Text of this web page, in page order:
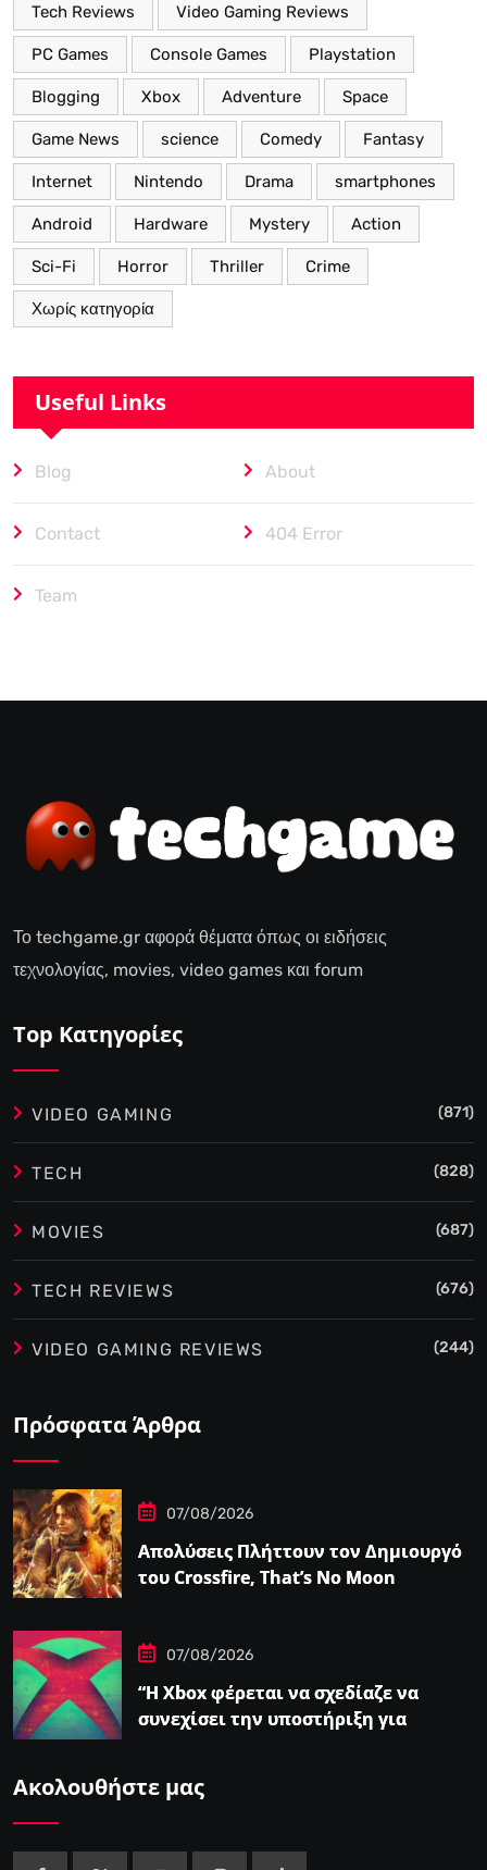
Tech Reviews Video Gaming Reviews
PC Games Console Games Playstation
Blogging Xbox Adventure Space
Game News science Comedy Fantasy
Internet Nintendo Drama smartphones
Android Hardware Mystery Action
Sci-Fi Horror Thriller Crime
Χωρίς κατηγορία
Useful Links
Blog About
Contact 404 Error
Team
Το techgame.gr αφορά θέματα όπως οι ειδήσεις
τεχνολογίας, movies, video games και forum
Top Κατηγορίες
VIDEO GAMING (871)
TECH (828)
MOVIES (687)
TECH REVIEWS (676)
VIDEO GAMING REVIEWS (244)
Πρόσφατα Άρθρα
07/08/2026
Απολύσεις Πλήττουν τον Δημιουργό
του Crossfire, That’s No Moon
07/08/2026
“Η Xbox φέρεται να σχεδίαζε να
συνεχίσει την υποστήριξη για
Ακολουθήστε μας